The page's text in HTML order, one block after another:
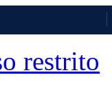
restrito